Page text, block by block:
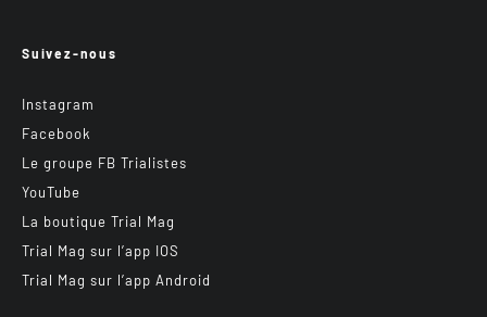
Suivez-nous
Instagram
Facebook
Le groupe FB Trialistes
YouTube
La boutique Trial Mag
Trial Mag sur l’app IOS
Trial Mag sur l’app Android